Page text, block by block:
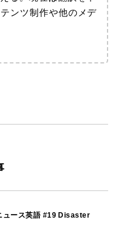
ンツ制作や他のメデ
ュース英語 #19 Disaster